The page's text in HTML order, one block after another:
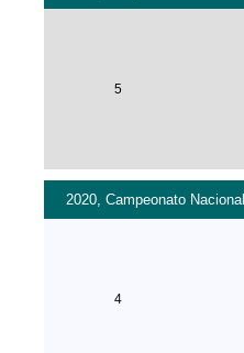
5
2020, Campeonato
4